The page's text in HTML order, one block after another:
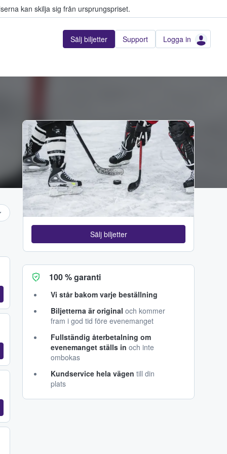
kan skilja sig från ursprungspriset.
Sälj biljetter Support Logga in
Adobe Stock
Sälj biljetter
100 % garanti
Vi står bakom varje beställning
Biljetterna är original och kommer
fram i god tid före evenemanget
Fullständig återbetalning om
evenemanget ställs in och inte
ombokas
Kundservice hela vägen till din
plats